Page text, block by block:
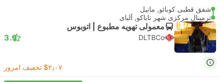
شفق قطبی کوبائو, مانیل
ترمینال مرکزی شهر تاباکو, آلبای
معمولی تهویه مطبوع | اتوبوس
DLTBCo
3.9
‎$۲٫۰۷ تخفیف امروز